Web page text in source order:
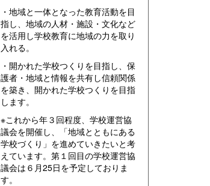
・地域と一体となった教育活動を目
指し、地域の人材・施設・文化など
を活用し学校教育に地域の力を取り
入れる。
・開かれた学校つくりを目指し、保
護者・地域と情報を共有し信頼関係
を築き、開かれた学校つくりを目指
します。
※これから年３回程度、学校運営協
議会を開催し、「地域とともにある
学校づくり」を進めていきたいと考
えています。第１回目の学校運営協
議会は６月25日を予定しておりま
す。